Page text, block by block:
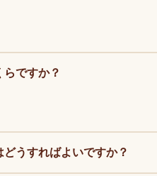
ですか？
うすればよいですか？